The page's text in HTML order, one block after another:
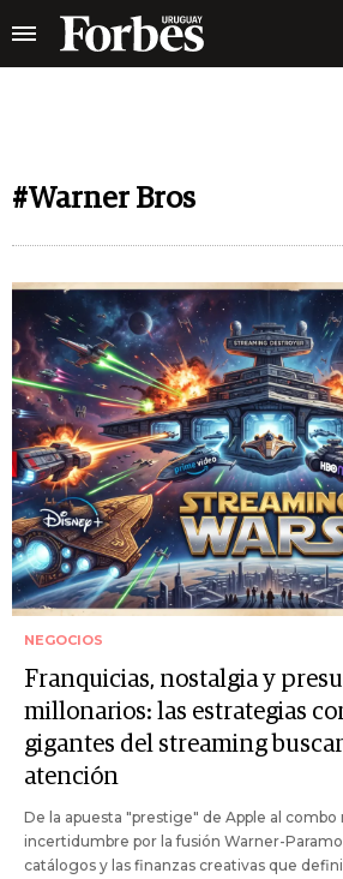
#Warner Bros
NEGOCIOS
Franquicias, nostalgia y
millonarios: las estrategias
gigantes del streaming
atención
De la apuesta "prestige" de Apple al combo
incertidumbre por la fusión Warner-
catálogos y las finanzas creativas que